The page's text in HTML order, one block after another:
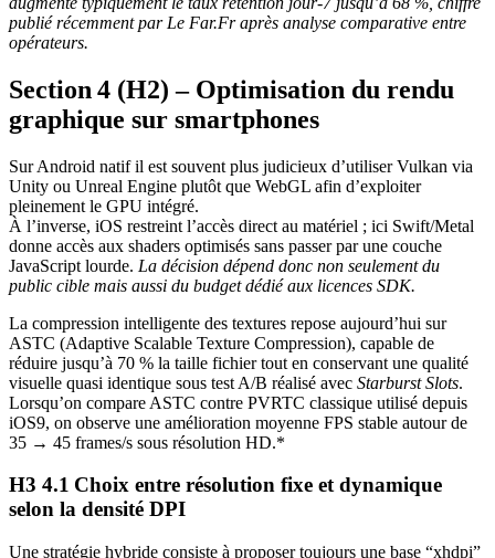
publié récemment par Le Far.Fr après analyse comparative entre
opérateurs.
Section 4 (H2) – Optimisation du rendu
graphique sur smartphones
Sur Android natif il est souvent plus judicieux d’utiliser Vulkan via
Unity ou Unreal Engine plutôt que WebGL afin d’exploiter
pleinement le GPU intégré.
À l’inverse, iOS restreint l’accès direct au matériel ; ici Swift/Metal
donne accès aux shaders optimisés sans passer par une couche
JavaScript lourde. La décision dépend donc non seulement du
public cible mais aussi du budget dédié aux licences SDK.
La compression intelligente des textures repose aujourd’hui sur
ASTC (Adaptive Scalable Texture Compression), capable de
réduire jusqu’à 70 % la taille fichier tout en conservant une qualité
visuelle quasi identique sous test A/B réalisé avec Starburst Slots.
Lorsqu’on compare ASTC contre PVRTC classique utilisé depuis
iOS9, on observe une amélioration moyenne FPS stable autour de
35 → 45 frames/s sous résolution HD.*
H3 4.1 Choix entre résolution fixe et dynamique
selon la densité DPI
Une stratégie hybride consiste à proposer toujours une base “xhdpi”